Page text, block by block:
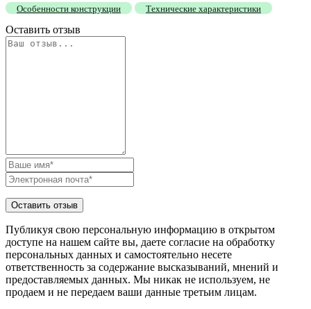
Особенности конструкции
Технические характеристики
Оставить отзыв
Публикуя свою персональную информацию в открытом
доступе на нашем сайте вы, даете согласие на обработку
персональных данных и самостоятельно несете
ответственность за содержание высказываний, мнений и
предоставляемых данных. Мы никак не используем, не
продаем и не передаем ваши данные третьим лицам.